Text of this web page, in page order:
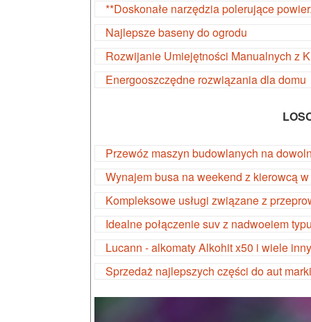
**Doskonałe narzędzia polerujące
Najlepsze baseny do ogrodu
Rozwijanie Umiejętności Manualnych z
Energooszczędne rozwiązania dla domu
Przewóz maszyn budowlanych na
Wynajem busa na weekend z kierowcą
Kompleksowe usługi związane z
Idealne połączenie suv z nadwoeiem
Lucann - alkomaty Alkohit x50 i wiele
Sprzedaż najlepszych części do aut